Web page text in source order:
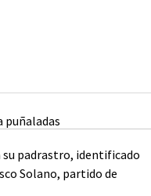
su padrastro, identificado
Solano, partido de